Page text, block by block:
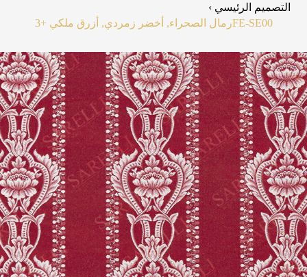
التصميم الرئيسي ›
FE-SE00رمال الصحراء, أخضر زمردي, أزرق ملكي+3